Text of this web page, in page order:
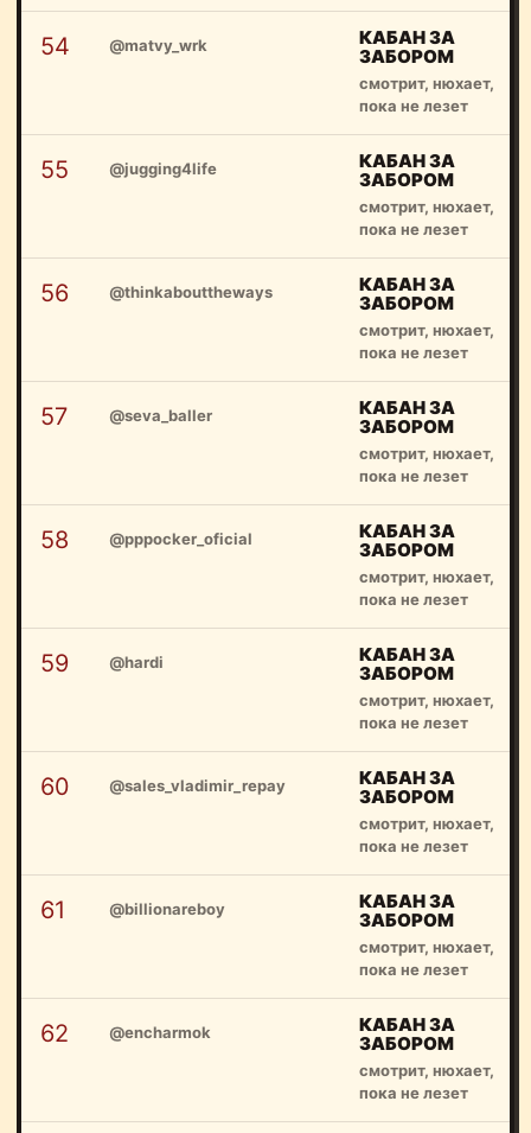
54 @matvy_wrk
КАБАН ЗА
ЗАБОРОМ
смотрит, нюхает,
пока не лезет
55 @jugging4life
КАБАН ЗА
ЗАБОРОМ
смотрит, нюхает,
пока не лезет
56 @thinkabouttheways
КАБАН ЗА
ЗАБОРОМ
смотрит, нюхает,
пока не лезет
57 @seva_baller
КАБАН ЗА
ЗАБОРОМ
смотрит, нюхает,
пока не лезет
58 @pppocker_oficial
КАБАН ЗА
ЗАБОРОМ
смотрит, нюхает,
пока не лезет
59 @hardi
КАБАН ЗА
ЗАБОРОМ
смотрит, нюхает,
пока не лезет
60 @sales_vladimir_repay
КАБАН ЗА
ЗАБОРОМ
смотрит, нюхает,
пока не лезет
61 @billionareboy
КАБАН ЗА
ЗАБОРОМ
смотрит, нюхает,
пока не лезет
62 @encharmok
КАБАН ЗА
ЗАБОРОМ
смотрит, нюхает,
пока не лезет